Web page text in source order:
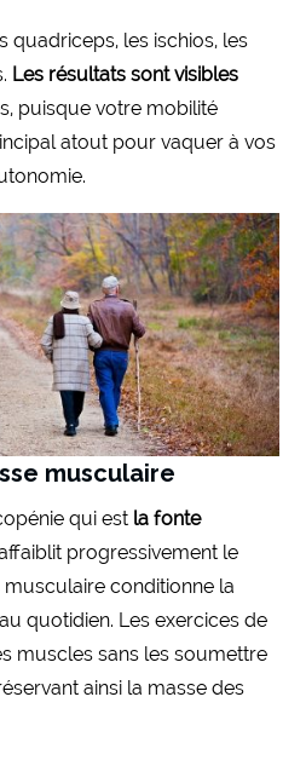
quadriceps, les ischios, les
Les résultats sont visibles
puisque votre mobilité
atout pour vaquer à vos
musculaire
qui est la fonte
progressivement le
conditionne la
quotidien. Les exercices de
muscles sans les soumettre
ainsi la masse des